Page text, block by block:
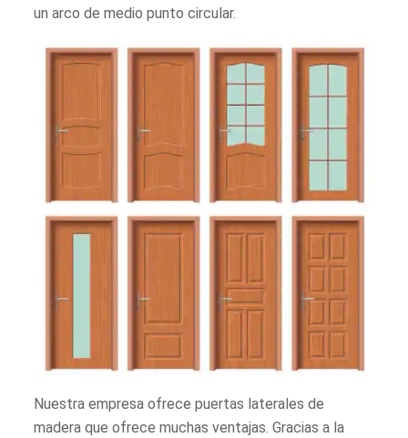
un arco de medio punto circular.
Nuestra empresa ofrece puertas laterales de
madera que ofrece muchas ventajas. Gracias a la